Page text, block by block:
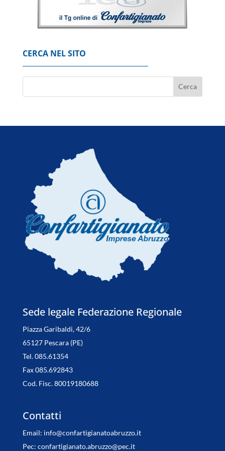
Mimit, in calo il prezzo dei carburanti, gasolio
a 2,092 euro al litro
Nuburu, 'via libera del Governo
6 Agosto 2026
CERCA NEL SITO
Sede legale Federazione Regionale
Piazza Garibaldi, 42/6
65127 Pescara (PE)
Tel. 085.61354
Fax 085.692843
Cod. Fisc. 80019180688
Contatti
Email: info@confartigianatoabruzzo.it
Pec: confartigianato.abruzzo@pec.it